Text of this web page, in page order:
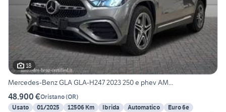
18
Mercedes-Benz GLA GLA-H247 2023 250 e phev AM...
48.900 €Oristano(OR)
Usato
01/2025 12506 Km Ibrida Automatico
Euro 6e